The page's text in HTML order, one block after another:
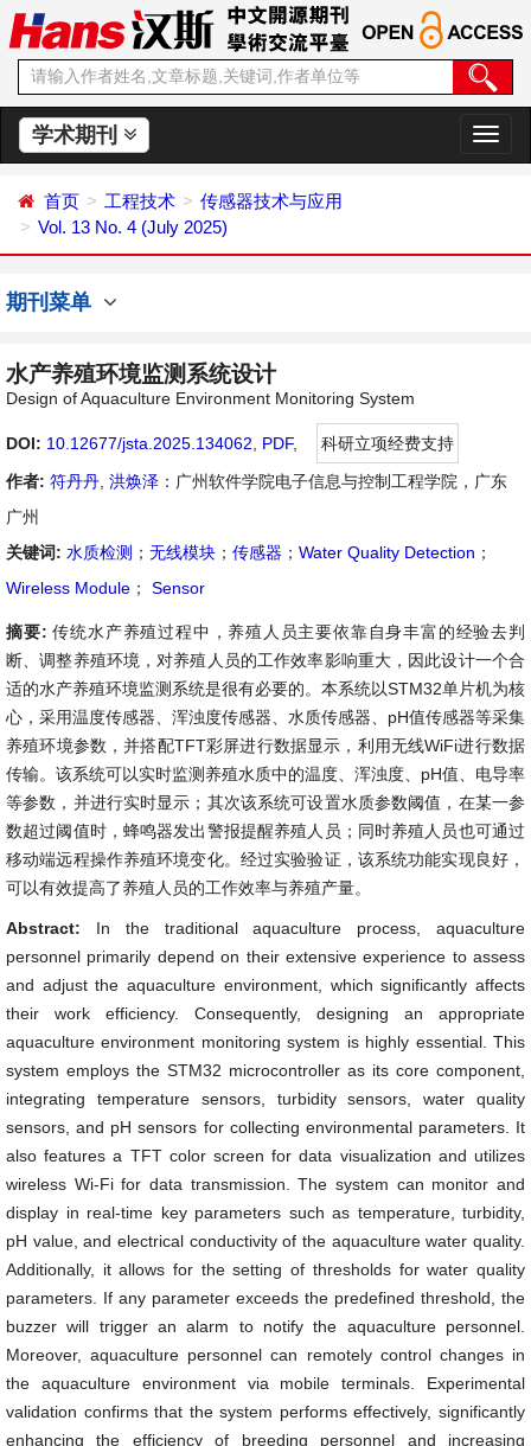
学术期刊
切
换
首页 工程技术
传感器技术与应用
Vol. 13 No. 4 (July 2025)
期刊菜单
水产养殖环境监测系统设计
Design of Aquaculture Environment Monitoring System
DOI: 10.12677/jsta.2025.134062 PDF,
科研立项经费支持
作者: 符丹丹 洪焕泽 ：广州软件学院电子信息与控制工程学院，广东
广州
关键词: 水质检测 ； 无线模块 ； 传感器 ； Water Quality Detection ；
Wireless Module ； Sensor
摘要:传统水产养殖过程中，养殖人员主要依靠自身丰富的经验去判
断、调整养殖环境，对养殖人员的工作效率影响重大，因此设计一个合
适的水产养殖环境监测系统是很有必要的。本系统以STM32单片机为核
心，采用温度传感器、浑浊度传感器、水质传感器、pH值传感器等采集
养殖环境参数，并搭配TFT彩屏进行数据显示，利用无线WiFi进行数据
传输。该系统可以实时监测养殖水质中的温度、浑浊度、pH值、电导率
等参数，并进行实时显示；其次该系统可设置水质参数阈值，在某一参
数超过阈值时，蜂鸣器发出警报提醒养殖人员；同时养殖人员也可通过
移动端远程操作养殖环境变化。经过实验验证，该系统功能实现良好，
可以有效提高了养殖人员的工作效率与养殖产量。
Abstract: In the traditional aquaculture process, aquaculture
personnel primarily depend on their extensive experience to assess
and adjust the aquaculture environment, which significantly affects
their work efficiency. Consequently, designing an appropriate
aquaculture environment monitoring system is highly essential. This
system employs the STM32 microcontroller as its core component,
integrating temperature sensors, turbidity sensors, water quality
sensors, and pH sensors for collecting environmental parameters. It
also features a TFT color screen for data visualization and utilizes
wireless Wi-Fi for data transmission. The system can monitor and
display in real-time key parameters such as temperature, turbidity,
pH value, and electrical conductivity of the aquaculture water quality.
Additionally, it allows for the setting of thresholds for water quality
parameters. If any parameter exceeds the predefined threshold, the
buzzer will trigger an alarm to notify the aquaculture personnel.
Moreover, aquaculture personnel can remotely control changes in
the aquaculture environment via mobile terminals. Experimental
validation confirms that the system performs effectively, significantly
enhancing the efficiency of breeding personnel and increasing